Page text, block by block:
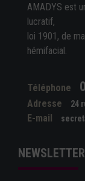
AMADYS est
lucratif,
loi 1901, de
hémifacial.
Téléphone
Adresse 24
E-mail
NEWSLETTER